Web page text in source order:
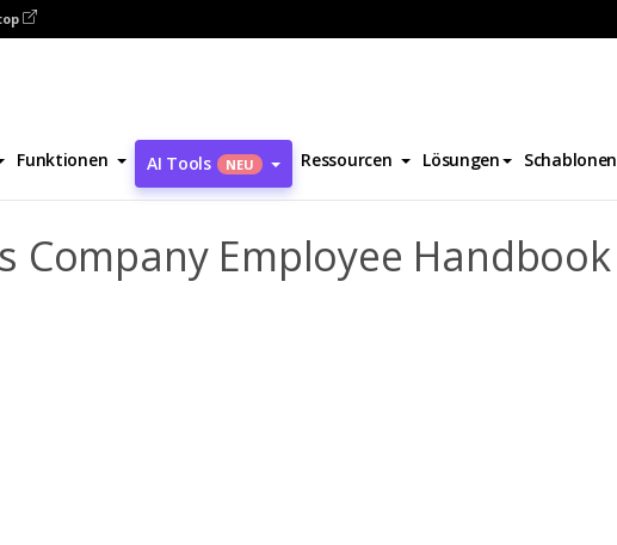
Funktionen AI Tools NEU Ressourcen Lösungen Schablonen
Mitarbeiterhandbücher Simple Business Company Employee Handbook
Company Employee Handbook